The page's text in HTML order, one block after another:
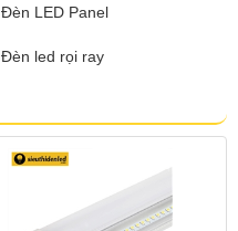
Đèn LED Panel
Đèn led rọi ray